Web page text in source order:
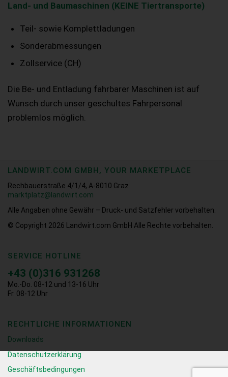
Land- und Baumaschinen (KEINE Tiertransporte)
Teil- sowie Komplettladungen
Sonderabmessungen
Zollservice (CH)
Die Be- und Entladung fahrbarer Maschinen ist auf
Wunsch durch unser geschultes Fahrpersonal
problemlos möglich.
LANDWIRT.COM GMBH, YOUR MARKETPLACE
Rechbauerstraße 4/1/4, A-8010 Graz
marktplatz@landwirt.com
Alle Angaben ohne Gewähr – Druck- und Satzfehler vorbehalten.
© Copyright 2026
Landwirt.com GmbH Alle Rechte vorbehalten.
SERVICE HOTLINE
+43 (0)316 931268
Mo.-Do. 08-12 und 13-16 Uhr
Fr. 08-12 Uhr
RECHTLICHE INFORMATIONEN
Downloads
Datenschutzerklärung
Geschäftsbedingungen